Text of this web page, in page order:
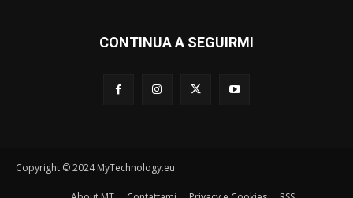
CONTINUA A SEGUIRMI
Copyright © 2024 MyTechnology.eu